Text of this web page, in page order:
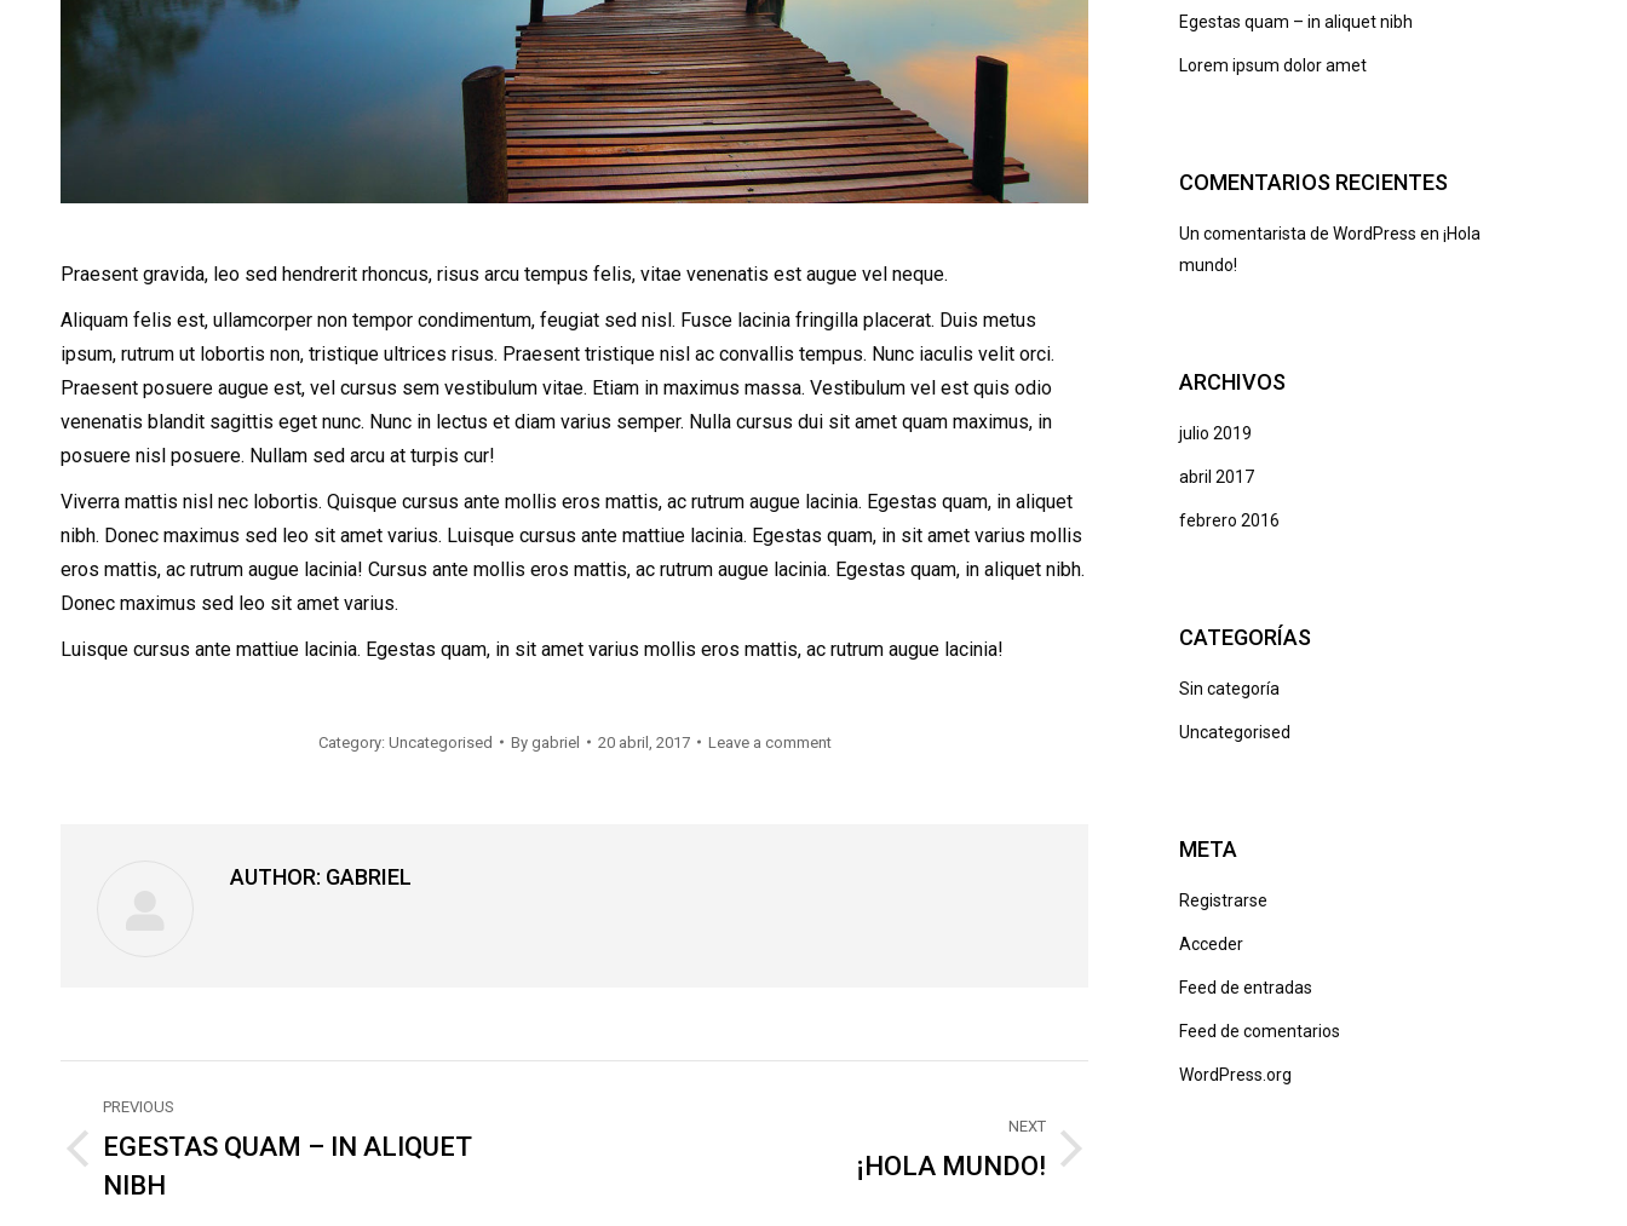
Praesent gravida, leo sed hendrerit rhoncus, risus arcu tempus felis, vitae venenatis est augue vel neque.
Aliquam felis est, ullamcorper non tempor condimentum, feugiat sed nisl. Fusce lacinia fringilla placerat. Duis metus
ipsum, rutrum ut lobortis non, tristique ultrices risus. Praesent tristique nisl ac convallis tempus. Nunc iaculis velit orci.
Praesent posuere augue est, vel cursus sem vestibulum vitae. Etiam in maximus massa. Vestibulum vel est quis odio
venenatis blandit sagittis eget nunc. Nunc in lectus et diam varius semper. Nulla cursus dui sit amet quam maximus, in
posuere nisl posuere. Nullam sed arcu at turpis cur!
Viverra mattis nisl nec lobortis. Quisque cursus ante mollis eros mattis, ac rutrum augue lacinia. Egestas quam, in aliquet
nibh. Donec maximus sed leo sit amet varius. Luisque cursus ante mattiue lacinia. Egestas quam, in sit amet varius mollis
eros mattis, ac rutrum augue lacinia! Cursus ante mollis eros mattis, ac rutrum augue lacinia. Egestas quam, in aliquet nibh.
Donec maximus sed leo sit amet varius.
Luisque cursus ante mattiue lacinia. Egestas quam, in sit amet varius mollis eros mattis, ac rutrum augue lacinia!
Category: Uncategorised By gabriel 20 abril, 2017 Leave a comment
AUTHOR: GABRIEL
POST
NAVIGATION
PREVIOUS
Previous
post:
EGESTAS QUAM – IN ALIQUET
NIBH
NEXT
¡HOLA MUNDO!
Egestas quam – in aliquet nibh
Lorem ipsum dolor amet
COMENTARIOS RECIENTES
Un comentarista de WordPress en ¡Hola
mundo!
ARCHIVOS
julio 2019
abril 2017
febrero 2016
CATEGORÍAS
Sin categoría
Uncategorised
META
Registrarse
Acceder
Feed de entradas
Feed de comentarios
WordPress.org